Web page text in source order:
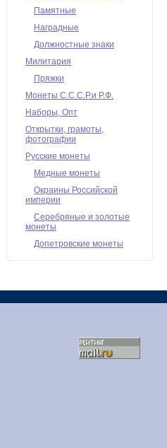
Памятные
Наградные
Должностные знаки
Милитария
Пряжки
Монеты С.С.С.Р.и Р.Ф.
Наборы, Опт
Открытки, грамоты,
фотографии
Русские монеты
Медные монеты
Окраины Российской
империи
Серебряные и золотые
монеты
Допетровские монеты